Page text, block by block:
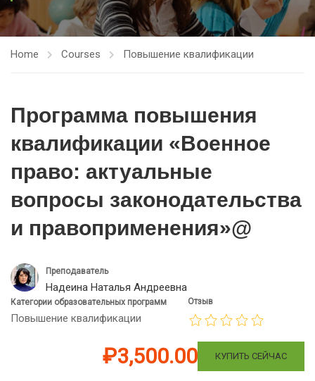
Home Courses Повышение квалификации
Программа повышения
квалификации «Военное
право: актуальные
вопросы законодательства
и правоприменения»@
Преподаватель
Надеина Наталья Андреевна
Категории образовательных программ
Повышение квалификации
Отзыв
₽3,500.00 КУПИТЬ СЕЙЧАС